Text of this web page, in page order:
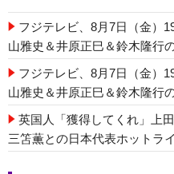
フジテレビ、8月7日（金）
山雅史＆井原正巳＆鈴木隆行
フジテレビ、8月7日（金）
山雅史＆井原正巳＆鈴木隆行
英国人「獲得してくれ」上
三笘薫との日本代表ホットラ